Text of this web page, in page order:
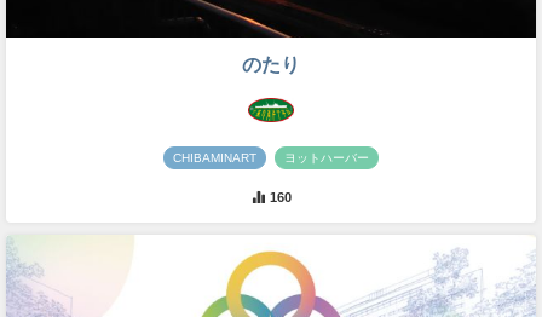
のたり
CHIBAMINART ヨットハーバー
160